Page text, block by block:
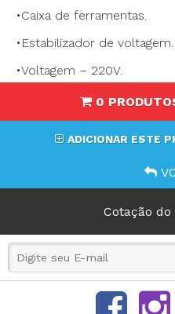
•Caixa de ferramentas.
•Estabilizador de voltagem.
•Voltagem – 220V.
0
ADICIONAR ESTE
Cotação do